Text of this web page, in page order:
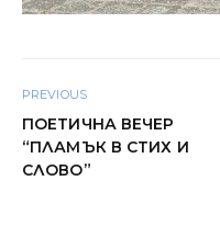
PREVIOUS
ПОЕТИЧНА ВЕЧЕР
“ПЛАМЪК В СТИХ И
СЛОВО”